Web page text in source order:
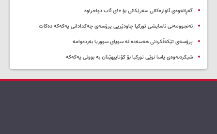
گەڕانەوەی ئاوارەکانی سەرێکانی بۆ ۱۰ی ئاب دواخراوە
ئەنجوومەنی ئاسایشی تورکیا چاودێریی پرۆسەی چەکدادانی پەکەکە دەکات
پرۆسەی تێکەڵکردنی هەسەدە لە سوپای سووریا بەردەوامە
شیکردنەوەی یاسا نوێی تورکیا بۆ کۆتاییهێنان بە بوونی پەکەکە